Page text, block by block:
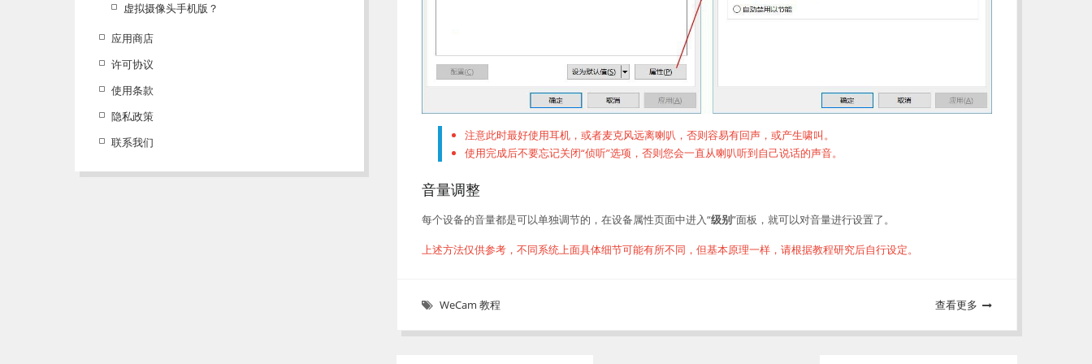
注意此时最好使用耳机，或者麦克风远离喇叭，否则容易有回声，或产生啸叫。
使用完成后不要忘记关闭“侦听”选项，否则您会一直从喇叭听到自己说话的声音。
音量调整
每个设备的音量都是可以单独调节的，在设备属性页面中进入“级别”面板，就可以对音量进行设置了。
上述方法仅供参考，不同系统上面具体细节可能有所不同，但基本原理一样，请根据教程研究后自行设定。
WeCam 教程 查看更多
虚拟摄像头手机版？
应用商店
许可协议
使用条款
隐私政策
联系我们